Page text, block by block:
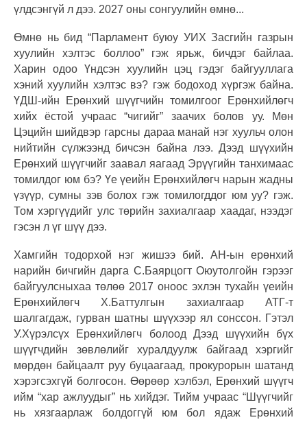
үлдсэнгүй л дээ. 2027 оны сонгуулийн өмнө...
Өмнө нь бид “Парламент буюу УИХ Засгийн газрын
хуулийн хэлтэс боллоо” гэж ярьж, бичдэг байлаа.
Харин одоо Үндсэн хуулийн цэц гэдэг байгууллага
хэний хуулийн хэлтэс вэ? гэж бодоход хүргэж байна.
ҮДШ-ийн Ерөнхий шүүгчийн томилгоог Ерөнхийлөгч
хийх ёстой учраас “чигийг” заачих болов уу. Мөн
Цэцийн шийдвэр гарсны дараа манай нэг хуульч олон
нийтийн сүлжээнд бичсэн байна лээ. Дээд шүүхийн
Ерөнхий шүүгчийг заавал яагаад Эрүүгийн танхимаас
томилдог юм бэ? Үе үеийн Ерөнхийлөгч нарын жадны
үзүүр, сумны зэв болох гэж томилогддог юм уу? гэж.
Том хэргүүдийг улс төрийн захиалгаар хаадаг, нээдэг
гэсэн л үг шүү дээ.
Хамгийн тодорхой нэг жишээ бий. АН-ын ерөнхий
нарийн бичгийн дарга С.Баярцогт Оюутолгойн гэрээг
байгуулсныхаа төлөө 2017 оноос эхлэн тухайн үеийн
Ерөнхийлөгч Х.Баттулгын захиалгаар АТГ-т
шалгагдаж, гурван шатны шүүхээр ял сонссон. Гэтэл
У.Хүрэлсүх Ерөнхийлөгч болоод Дээд шүүхийн бүх
шүүгчдийн зөвлөлийг хуралдуулж байгаад хэргийг
мөрдөн байцаалт руу буцаагаад, прокурорын шатанд
хэрэгсэхгүй болгосон. Өөрөөр хэлбэл, Ерөнхий шүүгч
ийм “хар ажлуудыг” нь хийдэг. Тийм учраас “Шүүгчийг
нь хязгаарлаж болдоггүй юм бол ядаж Ерөнхий